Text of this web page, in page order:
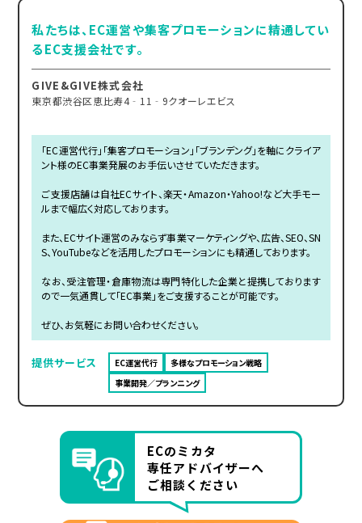
私たちは、EC運営や集客プロモーションに精通してい
るEC支援会社です。
GIVE&GIVE株式会社
東京都渋谷区恵比寿4‐11‐9クオーレエビス
「EC運営代行」「集客プロモーション」「ブランデング」を軸にクライア
ント様のEC事業発展のお手伝いさせていただきます。
ご支援店舗は自社ECサイト、楽天・Amazon・Yahoo!など大手モー
ルまで幅広く対応しております。
また、ECサイト運営のみならず事業マーケティングや、広告、SEO、SN
S、YouTubeなどを活用したプロモーションにも精通しております。
なお、受注管理・倉庫物流は専門特化した企業と提携しております
ので一気通貫して「EC事業」をご支援することが可能です。
ぜひ、お気軽にお問い合わせください。
提供サービス EC運営代行
多様なプロモーション戦略
事業開発／プランニング
ECのミカタ
専任アドバイザーへ
ご相談ください